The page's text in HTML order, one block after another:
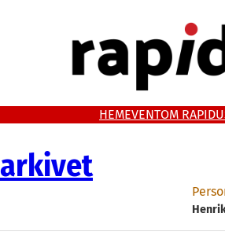
HEMEVENTOM
arkivet